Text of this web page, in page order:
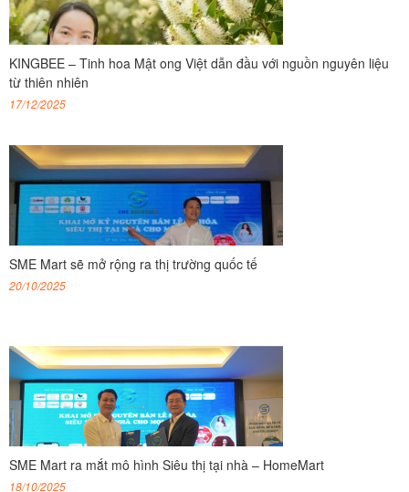
KINGBEE – Tinh hoa Mật ong Việt dẫn đầu với nguồn nguyên liệu
từ thiên nhiên
17/12/2025
SME Mart sẽ mở rộng ra thị trường quốc tế
20/10/2025
SME Mart ra mắt mô hình Siêu thị tại nhà – HomeMart
18/10/2025